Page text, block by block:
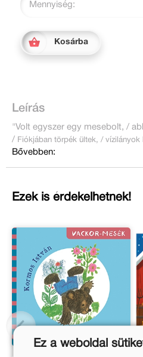
Mennyiség:
Kosárba
Leírás
"Volt egyszer egy mesebolt, /
/ Fiókjában törpék ültek, / vízilányok
Bővebben:
Ezek is érdekelhetnek!
Ez a weboldal